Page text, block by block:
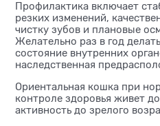
Профилактика включает
резких изменений,
чистку зубов и плановые
Желательно раз в год
состояние внутренних
наследственная
Ориентальная кошка при
контроле здоровья живет
активность до зрелого